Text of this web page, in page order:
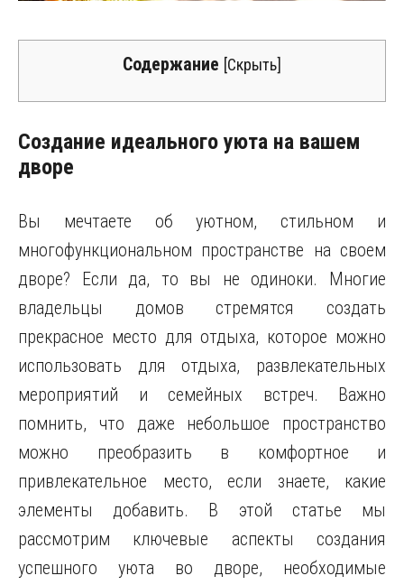
Содержание [Скрыть]
Создание идеального уюта на вашем
дворе
Вы мечтаете об уютном, стильном и
многофункциональном пространстве на своем
дворе? Если да, то вы не одиноки. Многие
владельцы домов стремятся создать
прекрасное место для отдыха, которое можно
использовать для отдыха, развлекательных
мероприятий и семейных встреч. Важно
помнить, что даже небольшое пространство
можно преобразить в комфортное и
привлекательное место, если знаете, какие
элементы добавить. В этой статье мы
рассмотрим ключевые аспекты создания
успешного уюта во дворе, необходимые